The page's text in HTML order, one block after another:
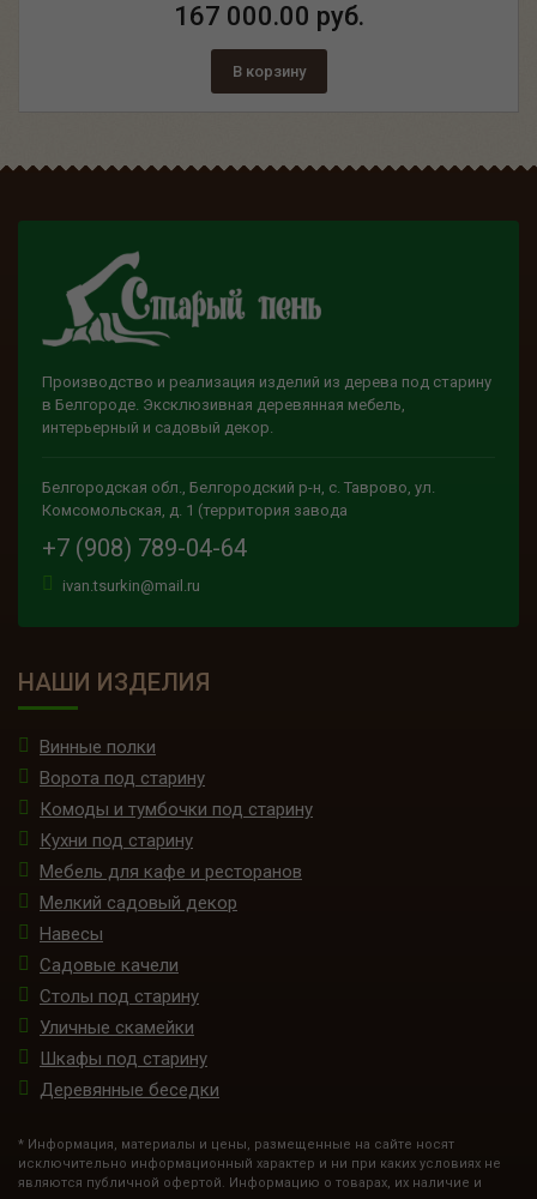
167 000.00 руб.
В корзину
Производство и реализация изделий из дерева под старину
в Белгороде. Эксклюзивная деревянная мебель,
интерьерный и садовый декор.
Белгородская обл., Белгородский р-н, с. Таврово, ул.
Комсомольская, д. 1 (территория завода
+7 (908) 789-04-64
ivan.tsurkin@mail.ru
НАШИ ИЗДЕЛИЯ
Винные полки
Ворота под старину
Комоды и тумбочки под старину
Кухни под старину
Мебель для кафе и ресторанов
Мелкий садовый декор
Навесы
Садовые качели
Столы под старину
Уличные скамейки
Шкафы под старину
Деревянные беседки
* Информация, материалы и цены, размещенные на сайте носят
исключительно информационный характер и ни при каких условиях не
являются публичной офертой. Информацию о товарах, их наличие и